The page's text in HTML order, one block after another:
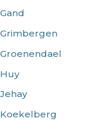
Gand
Grimbergen
Groenendael
Huy
Jehay
Koekelberg